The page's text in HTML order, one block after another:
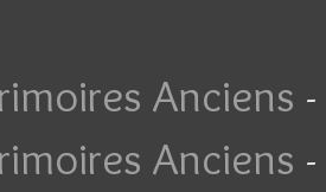
Anciens
Anciens